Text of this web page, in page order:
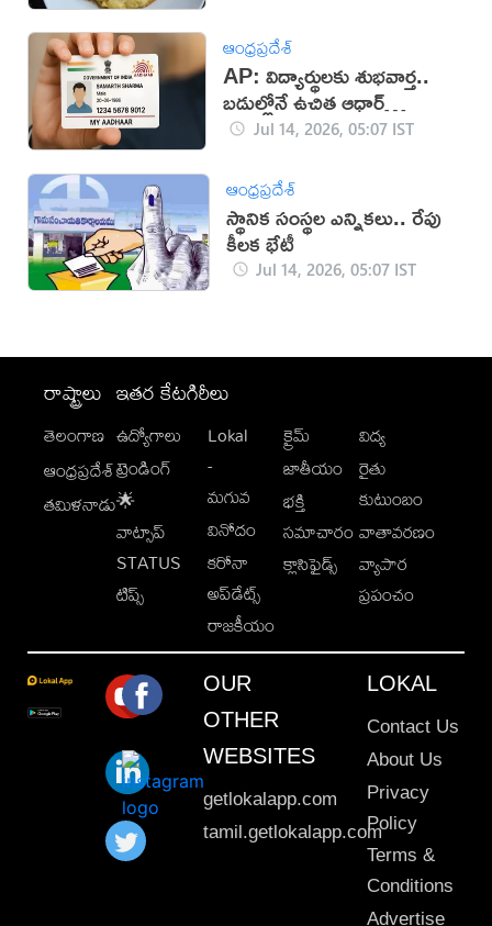
ఆంధ్రప్రదేశ్
AP: విద్యార్థులకు శుభవార్త..
బడుల్లోనే ఉచిత ఆధార్
క్యాంపులు!
Jul 14, 2026, 05:07 IST
ఆంధ్రప్రదేశ్
స్థానిక సంస్థల ఎన్నికలు.. రేపు
కీలక భేటీ
Jul 14, 2026, 05:07 IST
రాష్ట్రాలు
తెలంగాణ
ఆంధ్రప్రదేశ్
తమిళనాడు
ఇతర కేటగిరీలు
ఉద్యోగాలు
ట్రెండింగ్
🌟
వాట్సాప్
STATUS
టిప్స్
Lokal
-
మగువ
వినోదం
కరోనా
అప్‌డేట్స్
రాజకీయం
క్రైమ్
జాతీయం
భక్తి
సమాచారం
క్లాసిఫైడ్స్
విద్య
రైతు
కుటుంబం
వాతావరణం
వ్యాపార
ప్రపంచం
OUR
OTHER
WEBSITES
getlokalapp.com
tamil.getlokalapp.com
LOKAL
Contact Us
About Us
Privacy
Policy
Terms &
Conditions
Advertise